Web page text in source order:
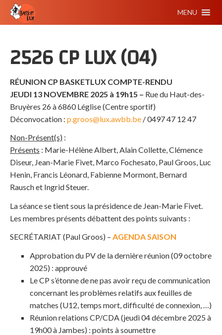
MENU
2526 CP LUX (04)
RÉUNION CP BASKETLUX COMPTE-RENDU
JEUDI 13 NOVEMBRE 2025 à 19h15 – Rue du Haut-des-
Bruyères 26 à 6860 Léglise (Centre sportif)
Déconvocation : p.groos@lux.awbb.be / 0497 47 12 47
Non-Présent(s) :
Présents : Marie-Hélène Albert, Alain Collette, Clémence
Diseur, Jean-Marie Fivet, Marco Fochesato, Paul Groos, Luc
Henin, Francis Léonard, Fabienne Mormont, Bernard
Rausch et Ingrid Steuer.
La séance se tient sous la présidence de Jean-Marie Fivet.
Les membres présents débattent des points suivants :
SECRÉTARIAT (Paul Groos) – AGENDA SAISON
Approbation du PV de la dernière réunion (09 octobre
2025) : approuvé
Le CP s’étonne de ne pas avoir reçu de communication
concernant les problèmes relatifs aux feuilles de
matches (U12, temps mort, difficulté de connexion, …)
Réunion relations CP/CDA (jeudi 04 décembre 2025 à
19h00 à Jambes) : points à soumettre